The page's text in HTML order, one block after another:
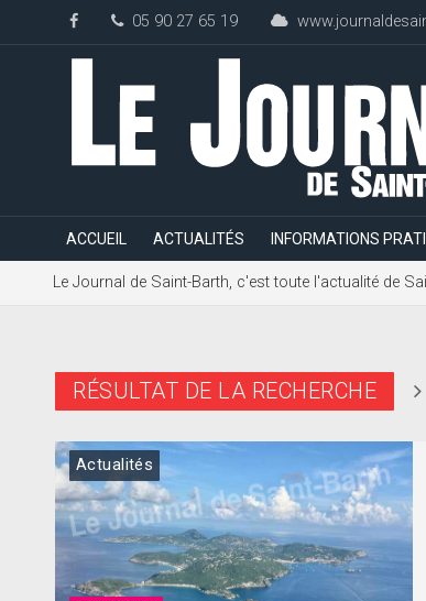
05 90 27 65 19
ACCUEIL ACTUALITÉS INFORMATIONS
Le Journal de Saint-Barth, c'est toute l'actualité de
RÉSULTAT DE LA RECHERCHE
Actualités